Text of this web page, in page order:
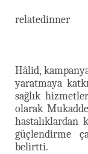
relatedinner
Hâlid,
yaratmaya
sağlık
olarak
hastalıklardan
güçlendirme
belirtti.